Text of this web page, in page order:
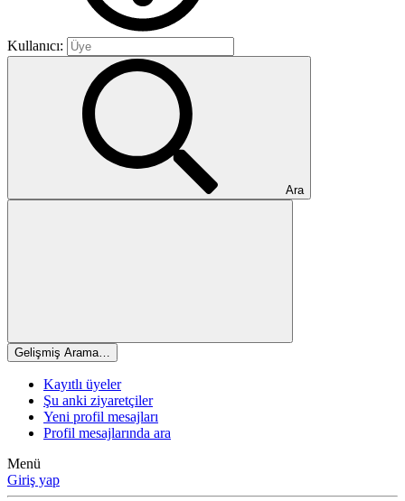
Kullanıcı:
Ara
Gelişmiş Arama…
Kayıtlı üyeler
Şu anki ziyaretçiler
Yeni profil mesajları
Profil mesajlarında ara
Menü
Giriş yap